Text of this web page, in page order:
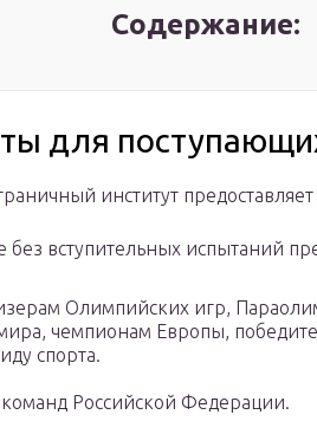
Содержание:
для
институт предоставляет
без вступительных испытаний
Олимпийских игр,
чемпионам Европы,
спорта.
Российской Федерации.